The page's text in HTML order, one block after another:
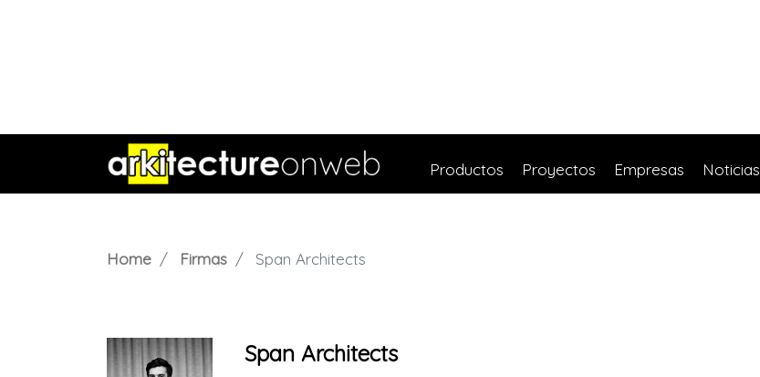
Productos Proyectos Empresas Noticias
Home Firmas Span Architects
Span Architects